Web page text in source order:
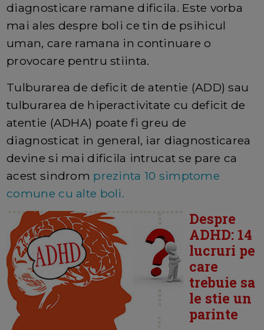
diagnosticare ramane dificila. Este vorba
mai ales despre boli ce tin de psihicul
uman, care ramana in continuare o
provocare pentru stiinta.
Tulburarea de deficit de atentie (ADD) sau
tulburarea de hiperactivitate cu deficit de
atentie (ADHA) poate fi greu de
diagnosticat in general, iar diagnosticarea
devine si mai dificila intrucat se pare ca
acest sindrom prezinta 10 simptome
comune cu alte boli.
Despre
ADHD: 14
lucruri pe
care
trebuie sa
le stie un
parinte